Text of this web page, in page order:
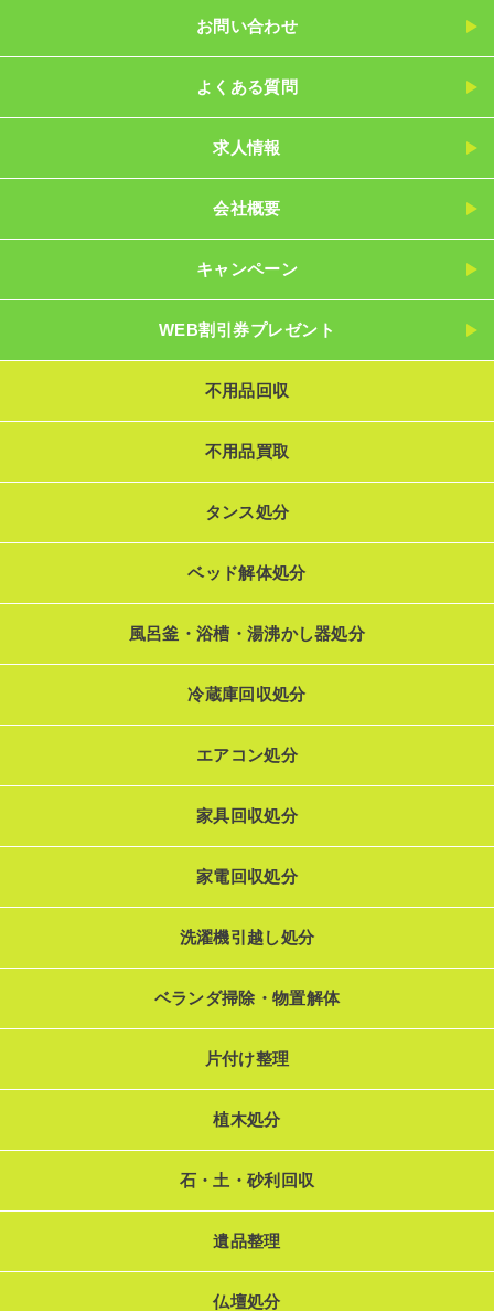
お問い合わせ
よくある質問
求人情報
会社概要
キャンペーン
WEB割引券プレゼント
不用品回収
不用品買取
タンス処分
ベッド解体処分
風呂釜・浴槽・湯沸かし器処分
冷蔵庫回収処分
エアコン処分
家具回収処分
家電回収処分
洗濯機引越し処分
ベランダ掃除・物置解体
片付け整理
植木処分
石・土・砂利回収
遺品整理
仏壇処分